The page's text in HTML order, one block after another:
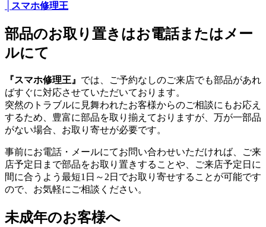
│スマホ修理王
部品のお取り置きはお電話またはメー
ルにて
『スマホ修理王』 では、ご予約なしのご来店でも部品があれ
ばすぐに対応させていただいております。
突然のトラブルに見舞われたお客様からのご相談にもお応え
するため、豊富に部品を取り揃えておりますが、万が一部品
がない場合、お取り寄せが必要です。
事前にお電話・メールにてお問い合わせいただければ、ご来
店予定日まで部品をお取り置きすることや、ご来店予定日に
間に合うよう最短1日～2日でお取り寄せすることが可能です
ので、お気軽にご相談ください。
未成年のお客様へ